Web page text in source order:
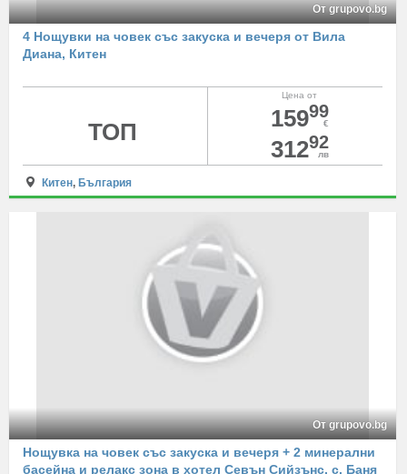
От grupovo.bg
4 Нощувки на човек със закуска и вечеря от Вила
Диана, Китен
Цена от
15999
€
31292
лв
ТОП
Китен, България
От grupovo.bg
Нощувка на човек със закуска и вечеря + 2 минерални
басейна и релакс зона в хотел Севън Сийзънс, с. Баня